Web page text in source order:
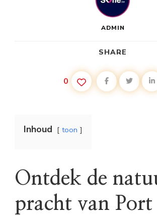
ADMIN
SHARE
0
Inhoud toon
Ontdek de
pracht van Port